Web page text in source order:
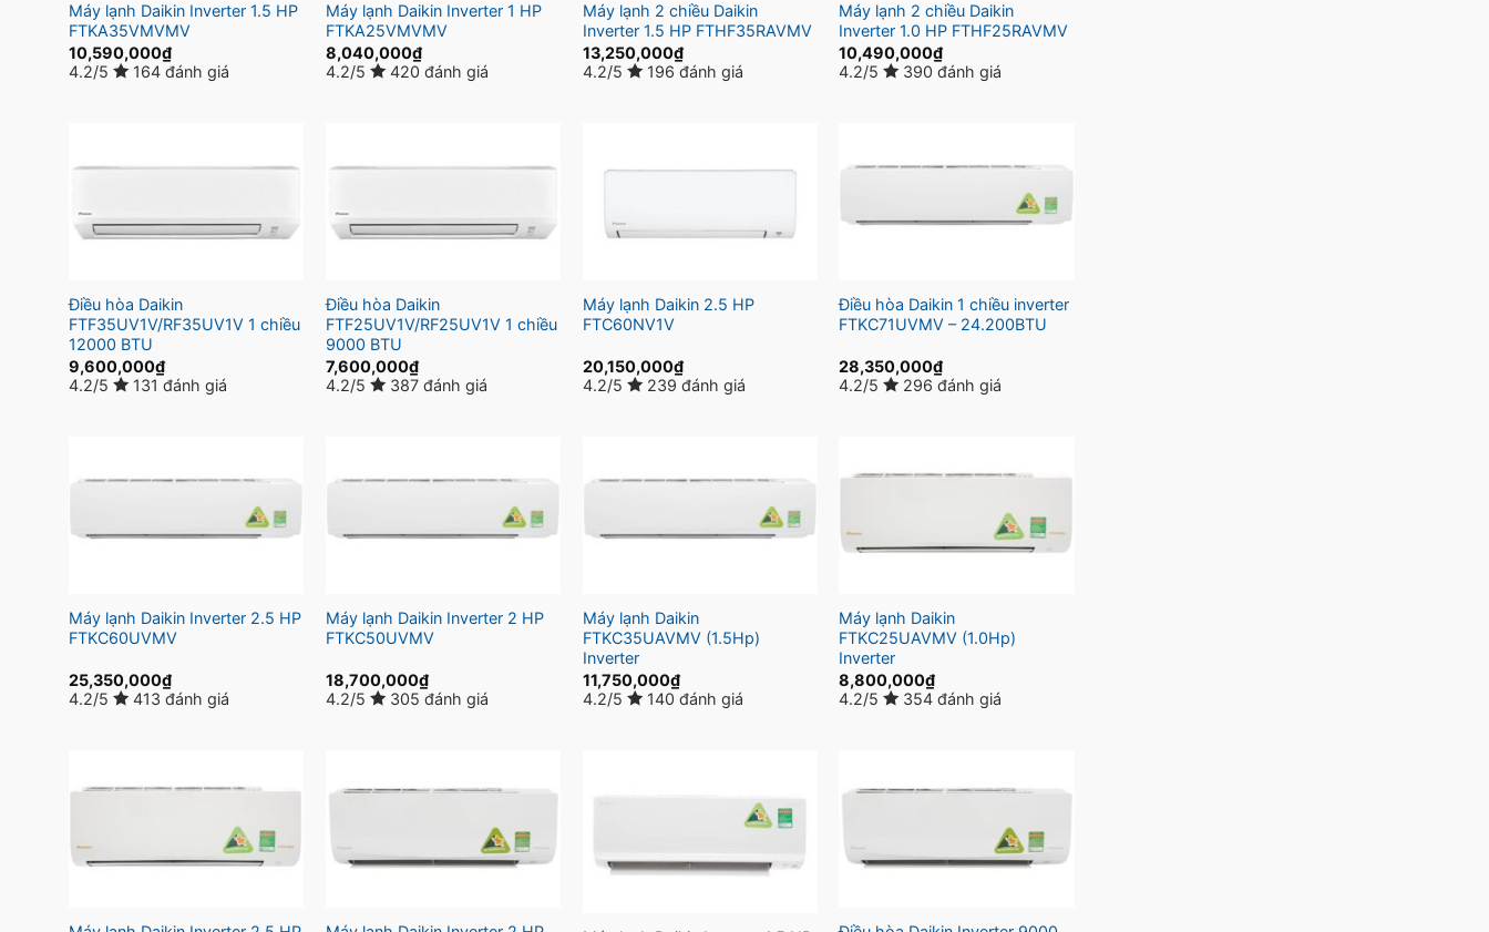
Máy lạnh Daikin Inverter 1.5 HP
FTKA35VMVMV
10,590,000₫
4.2/5
164 đánh giá
Máy lạnh Daikin Inverter 1 HP
FTKA25VMVMV
8,040,000₫
4.2/5
420 đánh giá
Máy lạnh 2 chiều Daikin
Inverter 1.5 HP FTHF35RAVMV
13,250,000₫
4.2/5
196 đánh giá
Máy lạnh 2 chiều Daikin
Inverter 1.0 HP FTHF25RAVMV
10,490,000₫
4.2/5
390 đánh giá
Điều hòa Daikin
FTF35UV1V/RF35UV1V 1 chiều
12000 BTU
9,600,000₫
4.2/5
131 đánh giá
Điều hòa Daikin
FTF25UV1V/RF25UV1V 1 chiều
9000 BTU
7,600,000₫
4.2/5
387 đánh giá
Máy lạnh Daikin 2.5 HP
FTC60NV1V
20,150,000₫
4.2/5
239 đánh giá
Điều hòa Daikin 1 chiều inverter
FTKC71UVMV – 24.200BTU
28,350,000₫
4.2/5
296 đánh giá
Máy lạnh Daikin Inverter 2.5 HP
FTKC60UVMV
25,350,000₫
4.2/5
413 đánh giá
Máy lạnh Daikin Inverter 2 HP
FTKC50UVMV
18,700,000₫
4.2/5
305 đánh giá
Máy lạnh Daikin
FTKC35UAVMV (1.5Hp)
Inverter
11,750,000₫
4.2/5
140 đánh giá
Máy lạnh Daikin
FTKC25UAVMV (1.0Hp)
Inverter
8,800,000₫
4.2/5
354 đánh giá